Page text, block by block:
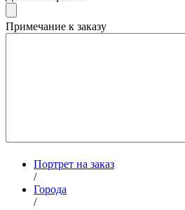
Примечание к заказу
Портрет на заказ
/
Города
/